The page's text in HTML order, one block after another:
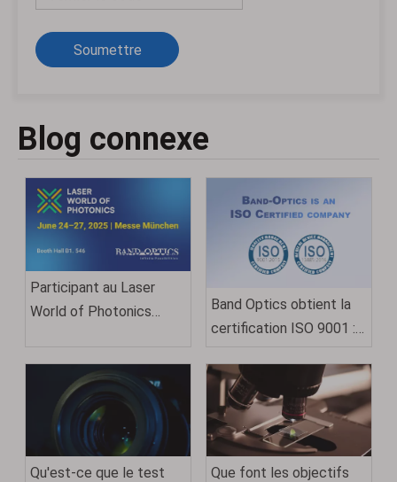
Soumettre
Blog connexe
Participant au Laser
World of Photonics
Band Optics obtient la
certification ISO 9001 :
qualité et d'excellence
Qu'est-ce que le test
Que font les objectifs